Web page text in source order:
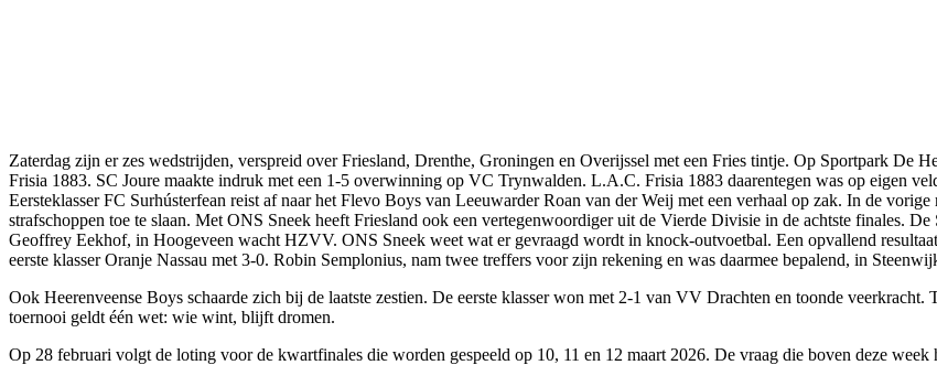
Zaterdag zijn er zes wedstrijden, verspreid over Friesland, Drenthe, Groningen en Overijssel met een Fries tintje. Op Sportpark De
Frisia 1883. SC Joure maakte indruk met een 1-5 overwinning op VC Trynwalden. L.A.C. Frisia 1883 daarentegen was op eigen
Eersteklasser FC Surhústerfean reist af naar het Flevo Boys van Leeuwarder Roan van der Weij met een verhaal op zak. In de
strafschoppen toe te slaan. Met ONS Sneek heeft Friesland ook een vertegenwoordiger uit de Vierde Divisie in de achtste finales.
Geoffrey Eekhof, in Hoogeveen wacht HZVV. ONS Sneek weet wat er gevraagd wordt in knock-outvoetbal. Een opvallend
eerste klasser Oranje Nassau met 3-0. Robin Semplonius, nam twee treffers voor zijn rekening en was daarmee bepalend, in
Ook Heerenveense Boys schaarde zich bij de laatste zestien. De eerste klasser won met 2-1 van VV Drachten en toonde veerkracht.
toernooi geldt één wet: wie wint, blijft dromen.
Op 28 februari volgt de loting voor de kwartfinales die worden gespeeld op 10, 11 en 12 maart 2026. De vraag die boven deze